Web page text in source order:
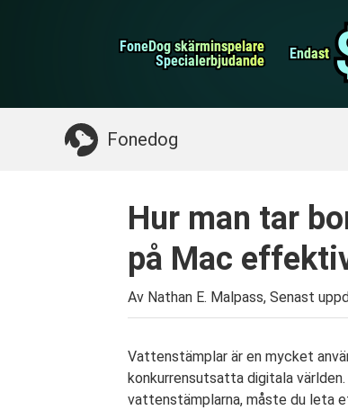
FoneDog skärminspelare
FoneDog skärminspelare
Specialerbjudande
Specialerbjudande Endast
Endast
Fonedog
iPhone Cleaner
Något du kan behöva:
Hur man tar
på Mac
Av Nathan E. Malpass, Senast
Vattenstämplar är en mycket
konkurrensutsatta digitala
vattenstämplarna, måste du leta